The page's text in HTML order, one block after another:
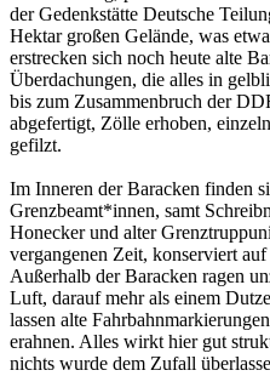
der Gedenkstätte Deutsche
Hektar großen Gelände, was
erstrecken sich noch heute alte
Überdachungen, die alles in
bis zum Zusammenbruch der
abgefertigt, Zölle erhoben,
gefilzt.
Im Inneren der Baracken finden
Grenzbeamt*innen, samt
Honecker und alter
vergangenen Zeit, konserviert
Außerhalb der Baracken ragen
Luft, darauf mehr als einem
lassen alte
erahnen. Alles wirkt hier gut
nichts wurde dem Zufall